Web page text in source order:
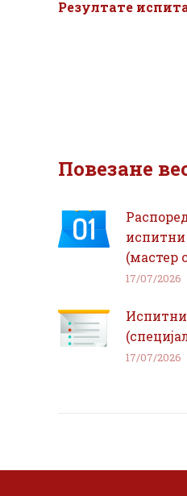
Резултате
Повезане
(мастер
17/07/2026
17/07/2026